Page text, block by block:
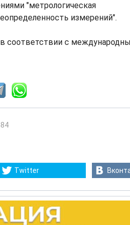
"метрологическая
измерений".
соответствии с
Twitter